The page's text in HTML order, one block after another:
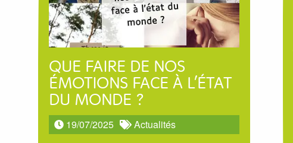
QUE FAIRE DE NOS
ÉMOTIONS FACE À L’ÉTAT
DU MONDE ?
19/07/2025
Actualités